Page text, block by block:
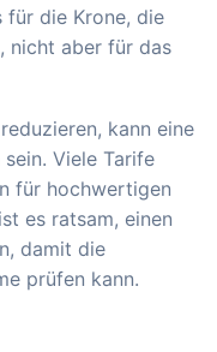
für die Krone, die
nicht aber für das
kann eine
Viele Tarife
für hochwertigen
es ratsam, einen
damit die
prüfen kann.